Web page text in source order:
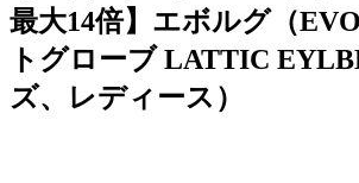
最大14倍】エボルグ（
トグローブ LATTIC
ズ、レディース）